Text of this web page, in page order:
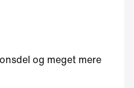
og meget mere